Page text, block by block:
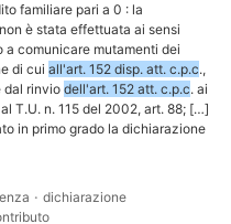
familiare pari a 0 : la
è stata effettuata ai sensi
a comunicare mutamenti dei
di cui all'art. 152 disp. att. c.p.c.,
dal rinvio dell'art. 152 att. c.p.c. ai
T.U. n. 115 del 2002, art. 88; […]
in primo grado la dichiarazione
· dichiarazione